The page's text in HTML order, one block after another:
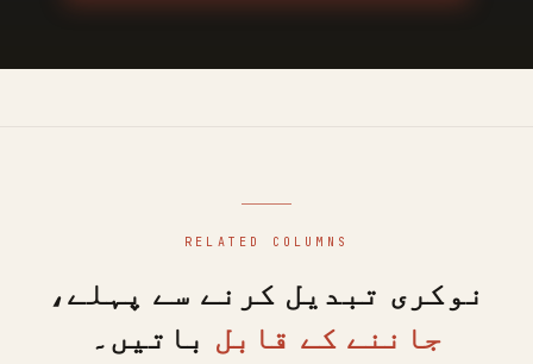
RELATED COLUMNS
نوکری تبدیل کرنے سے پہلے،
جاننے کے قابل باتیں۔